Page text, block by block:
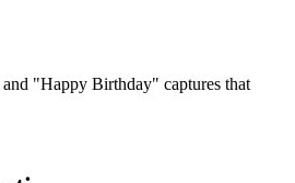
"Happy Birthday" captures that